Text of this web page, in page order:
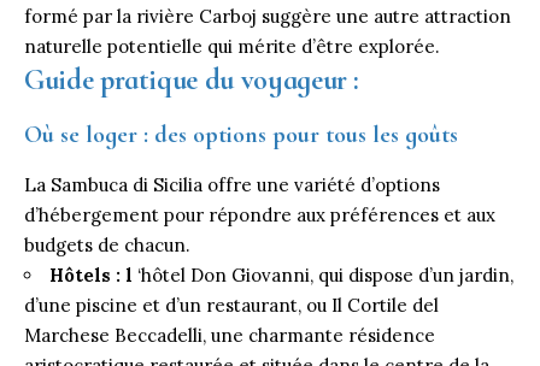
formé par la rivière Carboj suggère une autre attraction
naturelle potentielle qui mérite d’être explorée.
Guide pratique du voyageur :
Où se loger : des options pour tous les goûts
La Sambuca di Sicilia offre une variété d’options
d’hébergement pour répondre aux préférences et aux
budgets de chacun.
Hôtels : l ‘hôtel Don Giovanni, qui dispose d’un jardin,
d’une piscine et d’un restaurant, ou Il Cortile del
Marchese Beccadelli, une charmante résidence